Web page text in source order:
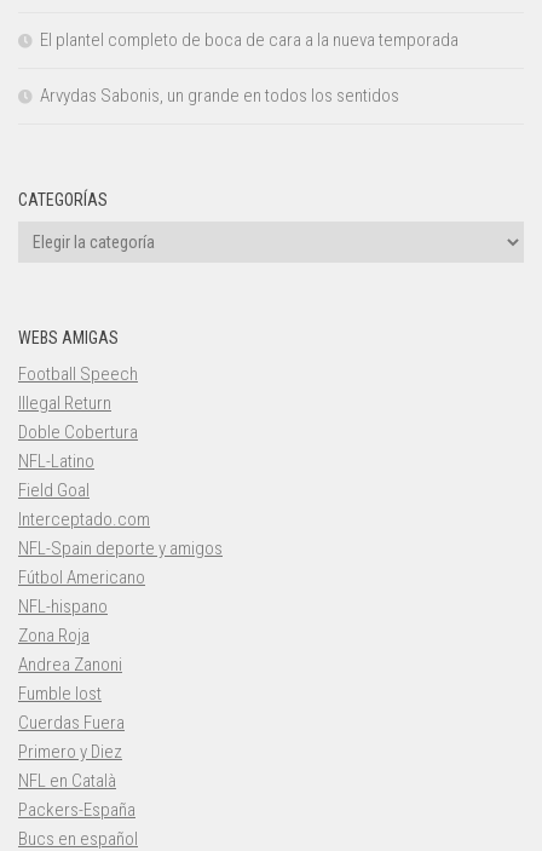
El plantel completo de boca de cara a la nueva temporada
Arvydas Sabonis, un grande en todos los sentidos
CATEGORÍAS
Categorías
WEBS AMIGAS
Football Speech
Illegal Return
Doble Cobertura
NFL-Latino
Field Goal
Interceptado.com
NFL-Spain deporte y amigos
Fútbol Americano
NFL-hispano
Zona Roja
Andrea Zanoni
Fumble lost
Cuerdas Fuera
Primero y Diez
NFL en Català
Packers-España
Bucs en español